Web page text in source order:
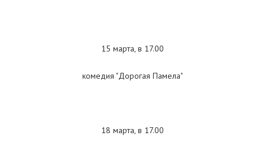
15 марта, в 17.00
комедия "Дорогая Памела"
18 марта, в 17.00